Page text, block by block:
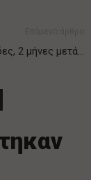
2 μήνες μετά…